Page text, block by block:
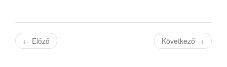
← Előző Következő →